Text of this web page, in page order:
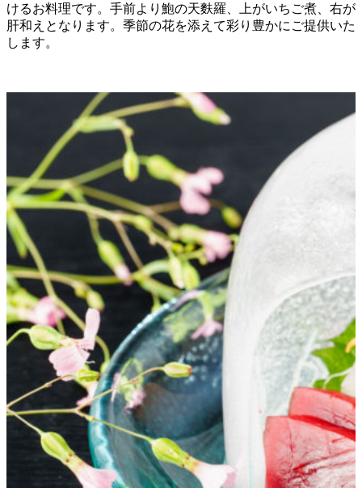
けるお料理です。手前より鮑の天麩羅、上がいちご煮、右が
肝和えとなります。季節の花を添えて彩り豊かにご提供いた
します。